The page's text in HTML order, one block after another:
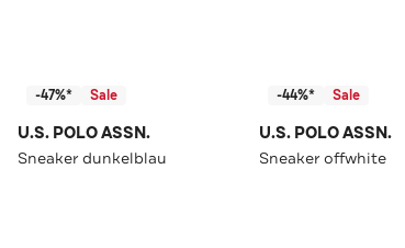
-47%* Sale
U.S. POLO ASSN.
Sneaker dunkelblau
-44%* Sale
U.S. POLO ASSN.
Sneaker offwhite